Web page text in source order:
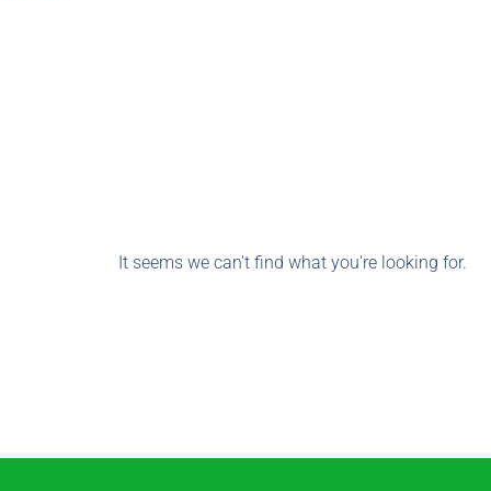
It seems we can't find what you're looking for.